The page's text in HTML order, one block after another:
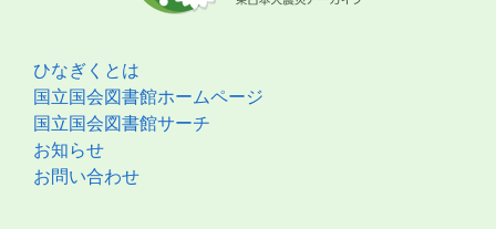
ひなぎくとは
国立国会図書館ホームページ
国立国会図書館サーチ
お知らせ
お問い合わせ